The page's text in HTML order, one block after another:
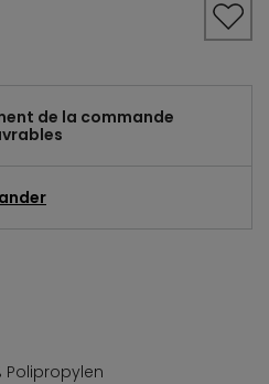
de la commande
Polipropylen